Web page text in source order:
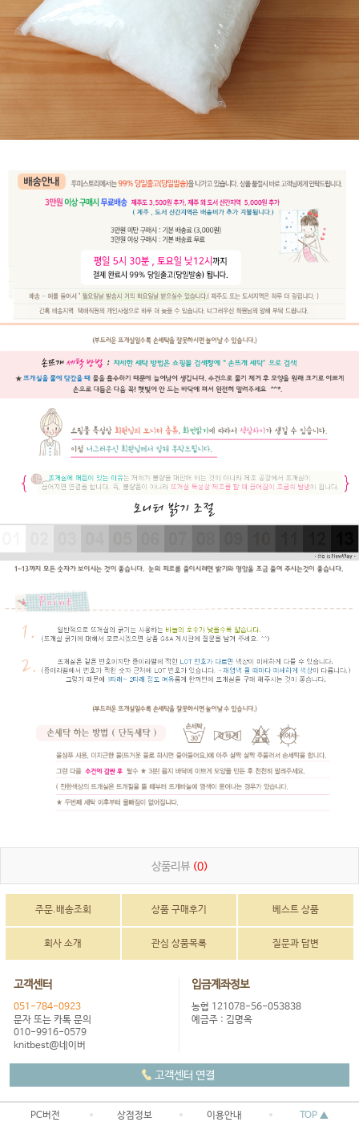
상품리뷰 (0)
주문.배송조회 상품 구매후기 베스트 상품
회사 소개 관심 상품목록 질문과 답변
고객센터
051-784-0923
문자 또는 카톡 문의
010-9916-0579
knitbest@네이버
입금계좌정보
농협 121078-56-053838
예금주 : 김명옥
고객센터 연결
PC버전 상점정보 이용안내 TOP ▲